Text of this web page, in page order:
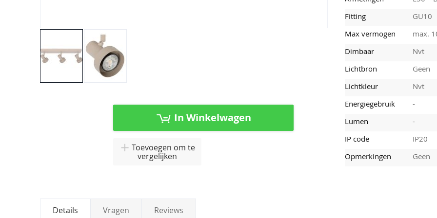
In Winkelwagen
Toevoegen om te
vergelijken
Fitting
GU10
Max vermogen
max.
Dimbaar
Nvt
Lichtbron
Geen
Lichtkleur
Nvt
Energiegebruik
-
Lumen
-
IP code
IP20
Opmerkingen
Geen
Details Vragen Reviews